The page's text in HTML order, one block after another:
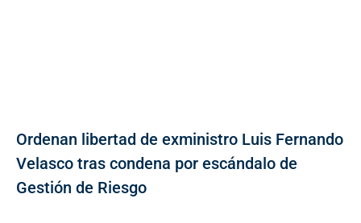
Ordenan libertad de exministro Luis Fernando
Velasco tras condena por escándalo de
Gestión de Riesgo